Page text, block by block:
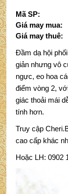
Mã SP:
Giá may mua:
Giá may thuê:
Đầm dạ hội
giản nhưng vô
ngực, eo hoa
điểm vòng 2,
giác thoải mái
tính hơn.
Truy cập
cao cấp khác
Hoặc LH: 0902